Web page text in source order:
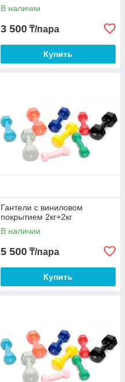
В наличии
3 500 ₸/пара
Купить
Гантели с виниловом
покрытием 2кг+2кг
В наличии
5 500 ₸/пара
Купить